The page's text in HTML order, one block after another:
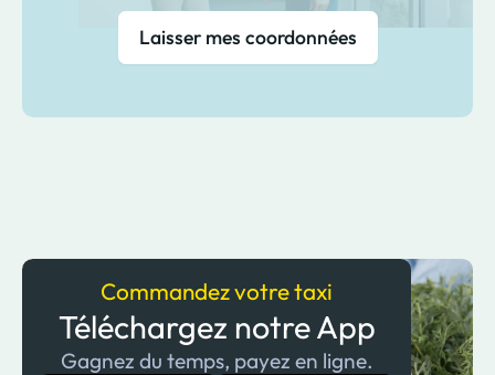
Laisser mes coordonnées
Commandez votre taxi
Téléchargez notre App
Gagnez du temps, payez en ligne.